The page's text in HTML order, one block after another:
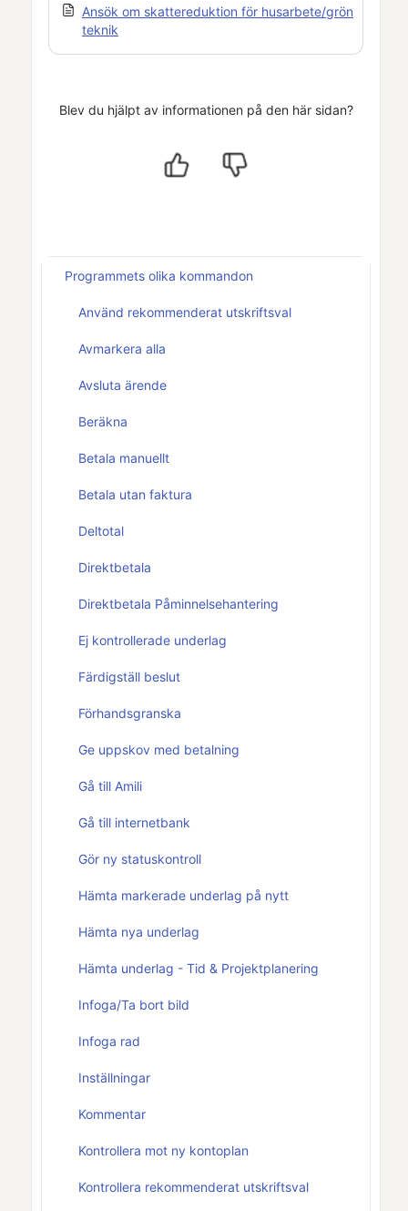
Ansök om skattereduktion för husarbete/grön
teknik
Blev du hjälpt av informationen på den här sidan?
Programmets olika kommandon
Använd rekommenderat utskriftsval
Avmarkera alla
Avsluta ärende
Beräkna
Betala manuellt
Betala utan faktura
Deltotal
Direktbetala
Direktbetala Påminnelsehantering
Ej kontrollerade underlag
Färdigställ beslut
Förhandsgranska
Ge uppskov med betalning
Gå till Amili
Gå till internetbank
Gör ny statuskontroll
Hämta markerade underlag på nytt
Hämta nya underlag
Hämta underlag - Tid & Projektplanering
Infoga/Ta bort bild
Infoga rad
Inställningar
Kommentar
Kontrollera mot ny kontoplan
Kontrollera rekommenderat utskriftsval